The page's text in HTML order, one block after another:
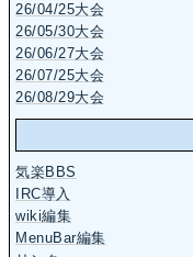
26/04/25大会
26/05/30大会
26/06/27大会
26/07/25大会
26/08/29大会
気楽BBS
IRC導入
wiki編集
MenuBar編集